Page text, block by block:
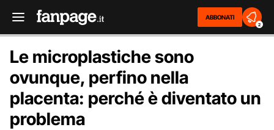
ABBONATI
2
Le microplastiche sono
ovunque, perfino nella
placenta: perché è diventato un
problema